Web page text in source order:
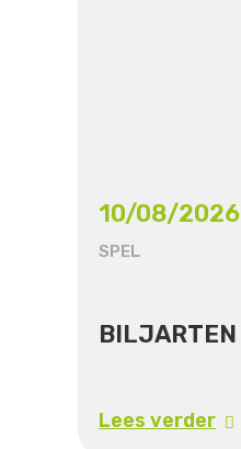
10/08/2026
SPEL
BILJARTEN
Lees verder